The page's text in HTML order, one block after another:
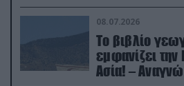
08.07.2026
Το βιβλίο
εμφανίζει την
Ασία! –